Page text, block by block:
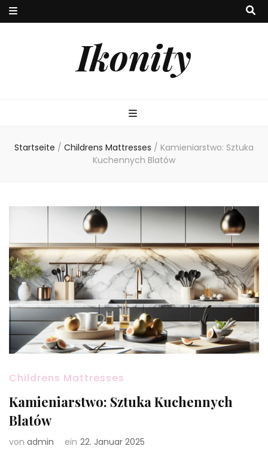
Ikonity
Startseite / Childrens Mattresses / Kamieniarstwo: Sztuka
Kuchennych Blatów
Childrens Mattresses
Kamieniarstwo: Sztuka Kuchennych
Blatów
von admin ein 22. Januar 2025